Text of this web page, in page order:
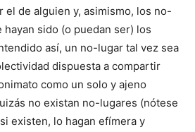
el de alguien y, asimismo, los no-
sido (o puedan ser) los
así, un no-lugar tal vez sea
dispuesta a compartir
como un solo y ajeno
no existan no-lugares (nótese
existen, lo hagan efímera y